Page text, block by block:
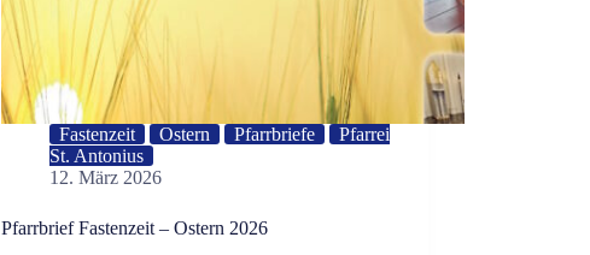
Fastenzeit Ostern Pfarrbriefe
Pfarrei
St. Antonius
12. März 2026
Pfarrbrief Fastenzeit – Ostern 2026